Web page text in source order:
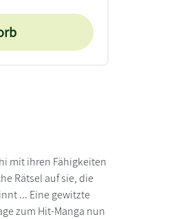
mit ihren Fähigkeiten
Rätsel auf sie, die
... Eine gewitzte
zum Hit-Manga nun